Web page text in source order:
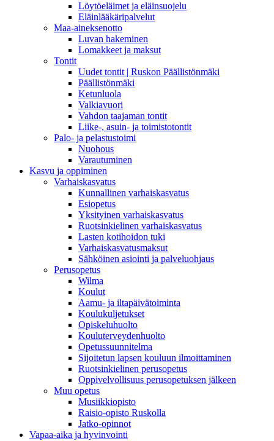
Löytöeläimet ja eläinsuojelu
Eläinlääkäripalvelut
Maa-aineksenotto
Luvan hakeminen
Lomakkeet ja maksut
Tontit
Uudet tontit | Ruskon Päällistönmäki
Päällistönmäki
Ketunluola
Valkiavuori
Vahdon taajaman tontit
Liike-, asuin- ja toimistotontit
Palo- ja pelastustoimi
Nuohous
Varautuminen
Kasvu ja oppiminen
Varhaiskasvatus
Kunnallinen varhaiskasvatus
Esiopetus
Yksityinen varhaiskasvatus
Ruotsinkielinen varhaiskasvatus
Lasten kotihoidon tuki
Varhaiskasvatusmaksut
Sähköinen asiointi ja palveluohjaus
Perusopetus
Wilma
Koulut
Aamu- ja iltapäivätoiminta
Koulukuljetukset
Opiskeluhuolto
Kouluterveydenhuolto
Opetussuunnitelma
Sijoitetun lapsen kouluun ilmoittaminen
Ruotsinkielinen perusopetus
Oppivelvollisuus perusopetuksen jälkeen
Muu opetus
Musiikkiopisto
Raisio-opisto Ruskolla
Jatko-opinnot
Vapaa-aika ja hyvinvointi